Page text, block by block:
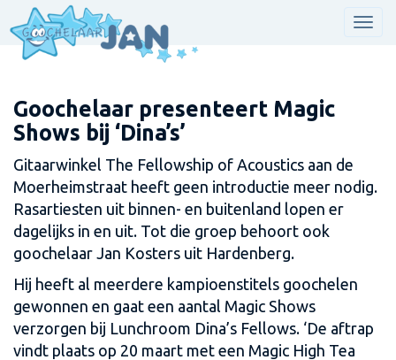
Goochelaar presenteert Magic
Shows bij ‘Dina’s’
Gitaarwinkel The Fellowship of Acoustics aan de
Moerheimstraat heeft geen introductie meer nodig.
Rasartiesten uit binnen- en buitenland lopen er
dagelijks in en uit. Tot die groep behoort ook
goochelaar Jan Kosters uit Hardenberg.
Hij heeft al meerdere kampioenstitels goochelen
gewonnen en gaat een aantal Magic Shows
verzorgen bij Lunchroom Dina’s Fellows. ‘De aftrap
vindt plaats op 20 maart met een Magic High Tea